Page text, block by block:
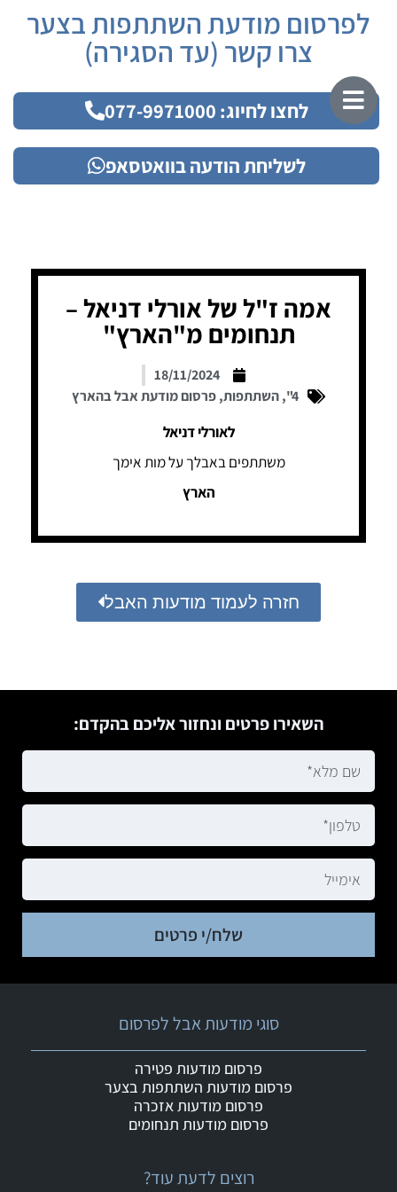
לפרסום מודעת השתתפות בצער
צרו קשר (עד הסגירה)
לחצו לחיוג: 077-9971000
לשליחת הודעה בוואטסאפ
אמה ז"ל של אורלי דניאל –
תנחומים מ"הארץ"
18/11/2024
4"
,השתתפות,פרסום מודעת אבל בהארץ
לאורלי דניאל
משתתפים באבלך על מות אימך
הארץ
חזרה לעמוד מודעות האבל
השאירו פרטים ונחזור אליכם בהקדם:
שלח/י פרטים
רוצים לדעת עוד?
סוגי מודעות אבל לפרסום
פרסום מודעות פטירה
פרסום מודעות השתתפות בצער
פרסום מודעות אזכרה
פרסום מודעות תנחומים